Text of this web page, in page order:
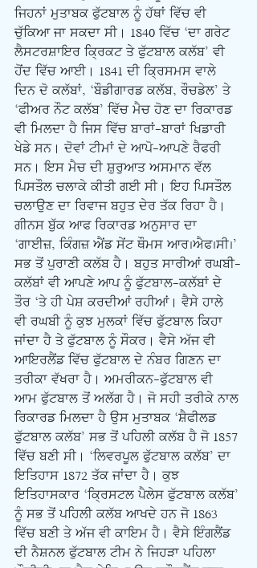
ਜਿਹਨਾਂ ਮੁਤਾਬਕ ਫੁੱਟਬਾਲ ਨੂੰ ਹੱਥਾਂ ਵਿੱਚ ਵੀ
ਚੁੱਕਿਆ ਜਾ ਸਕਦਾ ਸੀ। 1840 ਵਿੱਚ ‘ਦਾ ਗਰੇਟ
ਲੈਸਟਰਸ਼ਾਇਰ ਕ੍ਰਿਕਟ ਤੇ ਫੁੱਟਬਾਲ ਕਲੱਬ’ ਵੀ
ਹੋਂਦ ਵਿੱਚ ਆਈ। 1841 ਦੀ ਕ੍ਰਿਸਮਸ ਵਾਲੇ
ਦਿਨ ਦੋ ਕਲੱਬਾਂ, ‘ਬੌਡੀਗਾਰਡ ਕਲੱਬ, ਰੌਚਡੇਲ’ ਤੇ
‘ਫੀਅਰ ਨੌਟ ਕਲੱਬ’ ਵਿੱਚ ਮੈਚ ਹੋਣ ਦਾ ਰਿਕਾਰਡ
ਵੀ ਮਿਲਦਾ ਹੈ ਜਿਸ ਵਿੱਚ ਬਾਰਾਂ-ਬਾਰਾਂ ਖਿਡਾਰੀ
ਖੇਡੇ ਸਨ। ਦੋਵਾਂ ਟੀਮਾਂ ਦੇ ਆਪੋ-ਆਪਣੇ ਰੈਫਰੀ
ਸਨ। ਇਸ ਮੈਚ ਦੀ ਸ਼ੁਰੁਆਤ ਅਸਮਾਨ ਵੱਲ
ਪਿਸਤੌਲ ਚਲਾਕੇ ਕੀਤੀ ਗਈ ਸੀ। ਇਹ ਪਿਸਤੌਲ
ਚਲਾਉਣ ਦਾ ਰਿਵਾਜ ਬਹੁਤ ਦੇਰ ਤੱਕ ਰਿਹਾ ਹੈ।
ਗੀਨਸ ਬੁੱਕ ਆਫ ਰਿਕਾਰਡ ਅਨੁਸਾਰ ਦਾ
‘ਗਾਈਜ਼, ਕਿੰਗਜ਼ ਐਂਡ ਸੇਂਟ ਥੌਮਸ ਆਰ.ਐਫ.ਸੀ.’
ਸਭ ਤੋਂ ਪੁਰਾਣੀ ਕਲੱਬ ਹੈ। ਬਹੁਤ ਸਾਰੀਆਂ ਰਘਬੀ-
ਕਲੱਬਾਂ ਵੀ ਆਪਣੇ ਆਪ ਨੂੰ ਫੁੱਟਬਾਲ-ਕਲੱਬਾਂ ਦੇ
ਤੌਰ ‘ਤੇ ਹੀ ਪੇਸ਼ ਕਰਦੀਆਂ ਰਹੀਆਂ। ਵੈਸੇ ਹਾਲੇ
ਵੀ ਰਘਬੀ ਨੂੰ ਕੁਝ ਮੁਲਕਾਂ ਵਿੱਚ ਫੁੱਟਬਾਲ ਕਿਹਾ
ਜਾਂਦਾ ਹੈ ਤੇ ਫੁੱਟਬਾਲ ਨੂੰ ਸੌਕਰ। ਵੈਸੇ ਅੱਜ ਵੀ
ਆਇਰਲੈਂਡ ਵਿੱਚ ਫੁੱਟਬਾਲ ਦੇ ਨੰਬਰ ਗਿਣਨ ਦਾ
ਤਰੀਕਾ ਵੱਖਰਾ ਹੈ। ਅਮਰੀਕਨ-ਫੁੱਟਬਾਲ ਵੀ
ਆਮ ਫੁੱਟਬਾਲ ਤੋਂ ਅਲੱਗ ਹੈ। ਜੋ ਸਹੀ ਤਰੀਕੇ ਨਾਲ
ਰਿਕਾਰਡ ਮਿਲਦਾ ਹੈ ਉਸ ਮੁਤਾਬਕ ‘ਸ਼ੈਫੀਲਡ
ਫੁੱਟਬਾਲ ਕਲੱਬ’ ਸਭ ਤੋਂ ਪਹਿਲੀ ਕਲੱਬ ਹੈ ਜੋ 1857
ਵਿੱਚ ਬਣੀ ਸੀ। ‘ਲਿਵਰਪੂਲ ਫੁੱਟਬਾਲ ਕਲੱਬ’ ਦਾ
ਇਤਿਹਾਸ 1872 ਤੱਕ ਜਾਂਦਾ ਹੈ। ਕੁਝ
ਇਤਿਹਾਸਕਾਰ ‘ਕ੍ਰਿਸਟਲ ਪੈਲੇਸ ਫੁੱਟਬਾਲ ਕਲੱਬ’
ਨੂੰ ਸਭ ਤੋਂ ਪਹਿਲੀ ਕਲੱਬ ਆਖਦੇ ਹਨ ਜੋ 1863
ਵਿੱਚ ਬਣੀ ਤੇ ਅੱਜ ਵੀ ਕਾਇਮ ਹੈ। ਵੈਸੇ ਇੰਗਲੈਂਡ
ਦੀ ਨੈਸ਼ਨਲ ਫੁੱਟਬਾਲ ਟੀਮ ਨੇ ਜਿਹੜਾ ਪਹਿਲਾ